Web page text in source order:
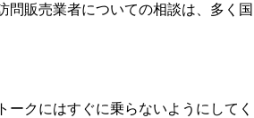
問販売業者についての相談は、多く国
クにはすぐに乗らないようにしてく